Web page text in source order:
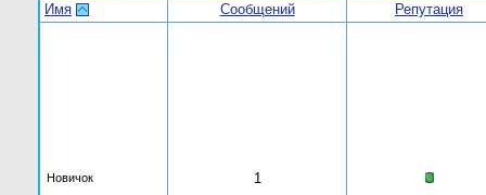
Имя Сообщений Репутация
Новичок 1